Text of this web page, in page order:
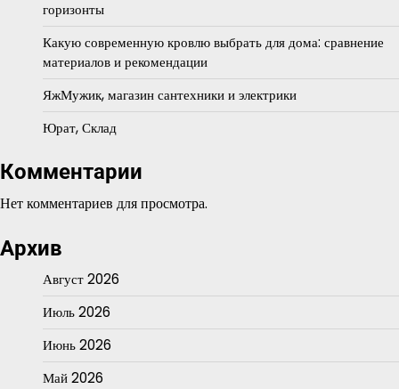
горизонты
Какую современную кровлю выбрать для дома: сравнение
материалов и рекомендации
ЯжМужик, магазин сантехники и электрики
Юрат, Склад
Комментарии
Нет комментариев для просмотра.
Архив
Август 2026
Июль 2026
Июнь 2026
Май 2026